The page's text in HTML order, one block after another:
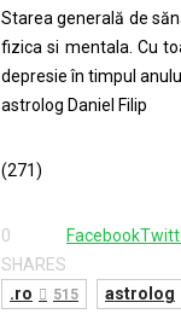
Starea generală de
fizica si mentala. Cu
depresie în timpul
astrolog Daniel Filip
(271)
0
SHARES
Facebook
.ro 515 astrolog